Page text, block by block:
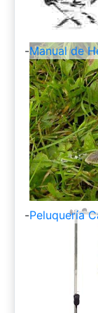
-Manual de
-Peluquería